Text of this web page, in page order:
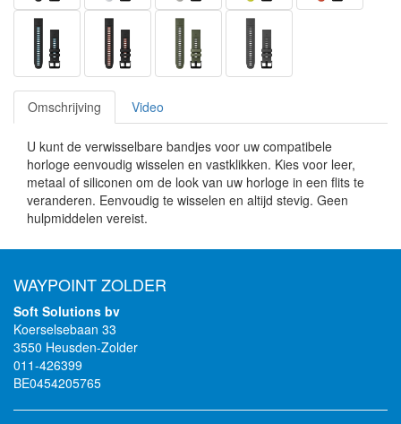
Omschrijving Video
U kunt de verwisselbare bandjes voor uw compatibele
horloge eenvoudig wisselen en vastklikken. Kies voor leer,
metaal of siliconen om de look van uw horloge in een flits te
veranderen. Eenvoudig te wisselen en altijd stevig. Geen
hulpmiddelen vereist.
WAYPOINT ZOLDER
Soft Solutions bv
Koerselsebaan 33
3550 Heusden-Zolder
011-426399
BE0454205765